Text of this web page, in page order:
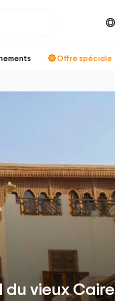
Offre spéciale
du vieux Caire